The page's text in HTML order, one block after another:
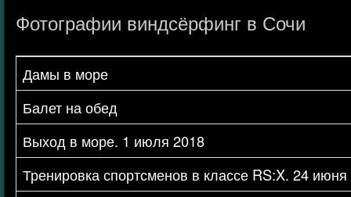
Фотографии виндсёрфинг в Сочи
Дамы в море
Балет на обед
Выход в море. 1 июля 2018
Тренировка спортсменов в классе RS:X. 24